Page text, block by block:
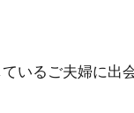
いるご夫婦に出